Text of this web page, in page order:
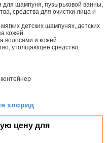
для шампуня, пузырьковой ванны,
средства для очистки лица и
детских шампунях, детских
кожей.
волосами и кожей.
утолщающее средство,
хлорид
цену для